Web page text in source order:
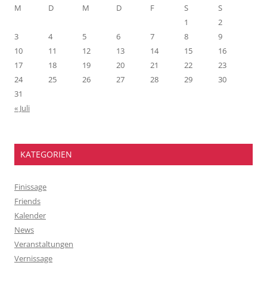
M
D M D F S
S
1
2
3
4 5 6 7 8
9
10
11 12 13 14 15
16
17
18 19 20 21 22
23
24
25 26 27 28 29
30
31
« Juli
KATEGORIEN
Finissage
Friends
Kalender
News
Veranstaltungen
Vernissage